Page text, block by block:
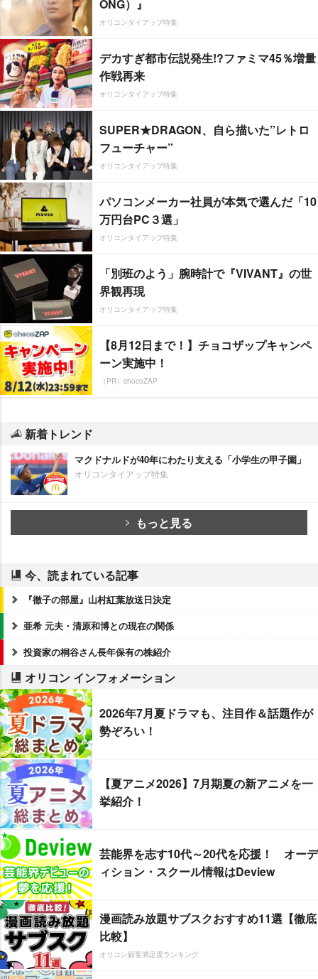
ONG）』
オリコンタイアップ特集
デカすぎ都市伝説発生!?ファミマ45％増量
作戦再来
オリコンタイアップ特集
SUPER★DRAGON、自ら描いた”レトロ
フューチャー”
オリコンタイアップ特集
パソコンメーカー社員が本気で選んだ「10
万円台PC３選」
オリコンタイアップ特集
「別班のよう」腕時計で『VIVANT』の世
界観再現
オリコンタイアップ特集
【8月12日まで！】チョコザップキャンペ
ーン実施中！
（PR）chocoZAP
新着トレンド
マクドナルドが40年にわたり支える「小学生の甲子園」
オリコンタイアップ特集
もっと見る
今、読まれている記事
『徹子の部屋』山村紅葉放送日決定
亜希 元夫・清原和博との現在の関係
投資家の桐谷さん長年保有の株紹介
オリコン インフォメーション
2026年7月夏ドラマも、注目作＆話題作が
勢ぞろい！
【夏アニメ2026】7月期夏の新アニメを一
挙紹介！
芸能界を志す10代～20代を応援！ オーデ
ィション・スクール情報はDeview
漫画読み放題サブスクおすすめ11選【徹底
比較】
オリコン顧客満足度ランキング